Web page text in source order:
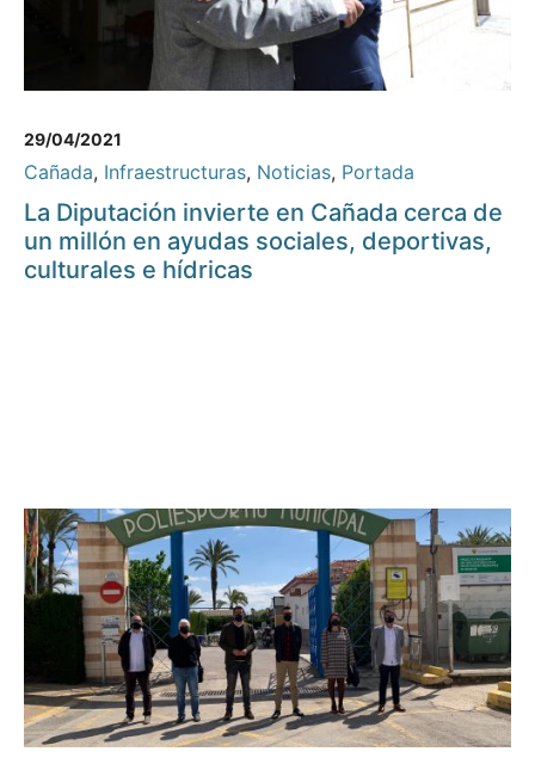
29/04/2021
Cañada, Infraestructuras, Noticias, Portada
La Diputación invierte en Cañada cerca de
un millón en ayudas sociales, deportivas,
culturales e hídricas